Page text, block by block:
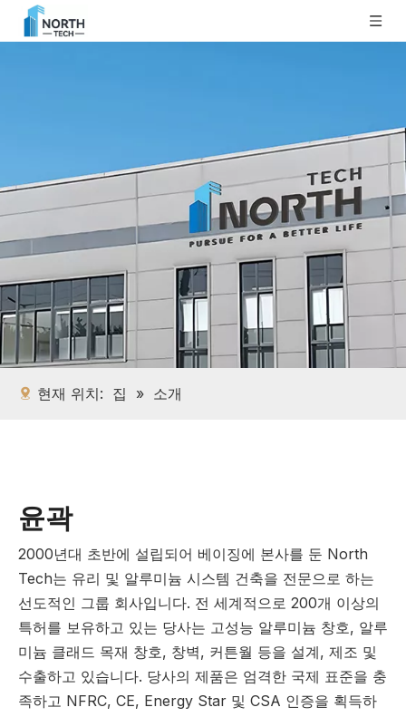
현재 위치: 집 » 소개
윤곽
2000년대 초반에 설립되어 베이징에 본사를 둔 North
Tech는 유리 및 알루미늄 시스템 건축을 전문으로 하는
선도적인 그룹 회사입니다. 전 세계적으로 200개 이상의
특허를 보유하고 있는 당사는 고성능 알루미늄 창호, 알루
미늄 클래드 목재 창호, 창벽, 커튼월 등을 설계, 제조 및
수출하고 있습니다. 당사의 제품은 엄격한 국제 표준을 충
족하고 NFRC, CE, Energy Star 및 CSA 인증을 획득하